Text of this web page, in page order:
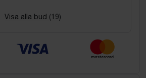
Visa alla bud (19)